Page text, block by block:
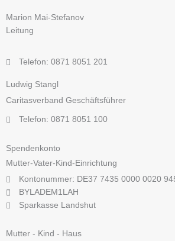
Marion Mai-Stefanov
Leitung
Telefon: 0871 8051 201
Ludwig Stangl
Caritasverband Geschäftsführer
Telefon: 0871 8051 100
Spendenkonto
Mutter-Vater-Kind-Einrichtung
Kontonummer: DE37 7435 0000 0020
BYLADEM1LAH
Sparkasse Landshut
Mutter - Kind - Haus